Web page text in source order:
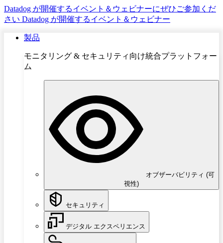
Datadog が開催するイベント＆ウェビナーにぜひご参加くだ
さい Datadog が開催するイベント＆ウェビナー
製品
モニタリング & セキュリティ向け統合プラットフォー
ム
オブザーバビリティ (可
視性)
セキュリティ
デジタル エクスペリエンス